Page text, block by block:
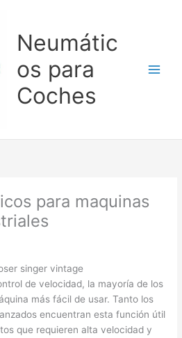
Neumátic
os para
Coches
para maquinas
singer vintage
de velocidad, la mayoría de los
más fácil de usar. Tanto los
encuentran esta función útil
que requieren alta velocidad y